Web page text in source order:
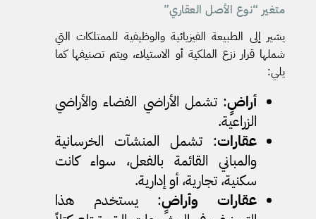
متغير “نوع الأصل العقاري”
يشير إلى الطبيعة الفيزيائية والوظيفية للممتلكات التي
شملها قرار نزع الملكية أو الاستيلاء، ويتم تصنيفها كما
يلي:
أراضٍ: تشمل الأراضي الفضاء والأراضي
الزراعية.
عقارات: تشمل المنشآت الخرسانية
والمباني القائمة بالفعل، سواء كانت
سكنية، تجارية، أو إدارية.
عقارات وأراضٍ: يستخدم هذا